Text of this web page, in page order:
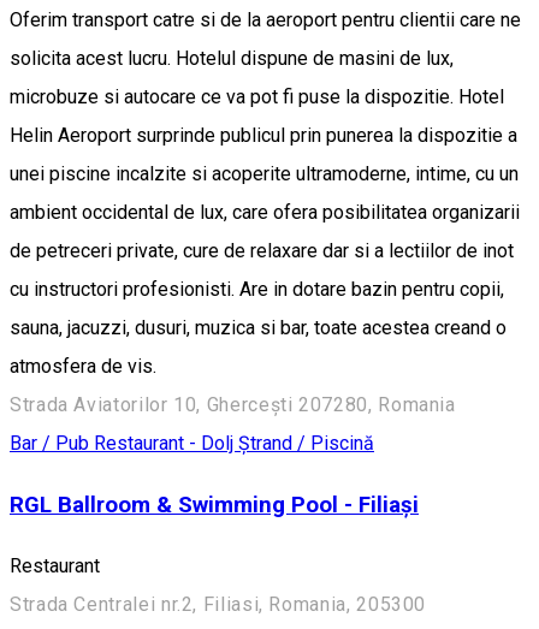
Oferim transport catre si de la aeroport pentru clientii care ne
solicita acest lucru. Hotelul dispune de masini de lux,
microbuze si autocare ce va pot fi puse la dispozitie. Hotel
Helin Aeroport surprinde publicul prin punerea la dispozitie a
unei piscine incalzite si acoperite ultramoderne, intime, cu un
ambient occidental de lux, care ofera posibilitatea organizarii
de petreceri private, cure de relaxare dar si a lectiilor de inot
cu instructori profesionisti. Are in dotare bazin pentru copii,
sauna, jacuzzi, dusuri, muzica si bar, toate acestea creand o
atmosfera de vis.
Strada Aviatorilor 10, Ghercești 207280, Romania
Bar / Pub Restaurant - Dolj Ștrand / Piscină
RGL Ballroom & Swimming Pool - Filiași
Restaurant
Strada Centralei nr.2, Filiasi, Romania, 205300